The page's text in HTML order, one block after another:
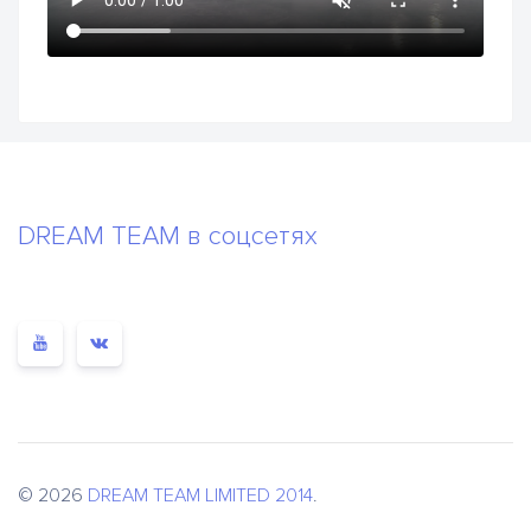
DREAM TEAM в соцсетях
© 2026 DREAM TEAM LIMITED 2014.